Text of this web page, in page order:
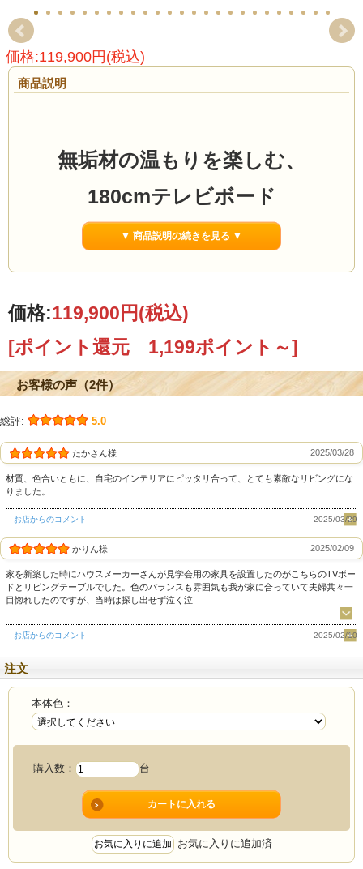
価格:119,900円(税込)
商品説明
無垢材の温もりを楽しむ、
180cmテレビボード
何となく選んだテレビ台から、
“家族が集まる場所”
へ変わる一台へ
「180テレビボード Hi 」
「“せっかく整えたリビングなの
に、テレビ周りだけしっくりこな
い”」そんな方へ。
▼ 商品説明の続きを見る ▼
価格:119,900円(税込)
[ポイント還元 1,199ポイント～]
お客様の声（2件）
総評: 5.0
たかさん様 2025/03/28
材質、色合いともに、自宅のインテリアにピッタリ合って、とても素敵なリビングにな
りました。
お店からのコメント 2025/03/29
かりん様 2025/02/09
家を新築した時にハウスメーカーさんが見学会用の家具を設置したのがこちらのTVボー
ドとリビングテーブルでした。色のバランスも雰囲気も我が家に合っていて夫婦共々一
目惚れしたのですが、当時は探し出せず泣く泣
お店からのコメント 2025/02/10
注文
本体色：
購入数： 台
お気に入りに追加済